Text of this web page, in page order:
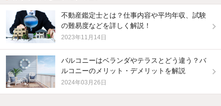
不動産鑑定士とは？仕事内容や平均年収、試験
の難易度などを詳しく解説！
2023年11月14日
バルコニーはベランダやテラスとどう違う？バ
ルコニーのメリット・デメリットを解説
2024年03月26日